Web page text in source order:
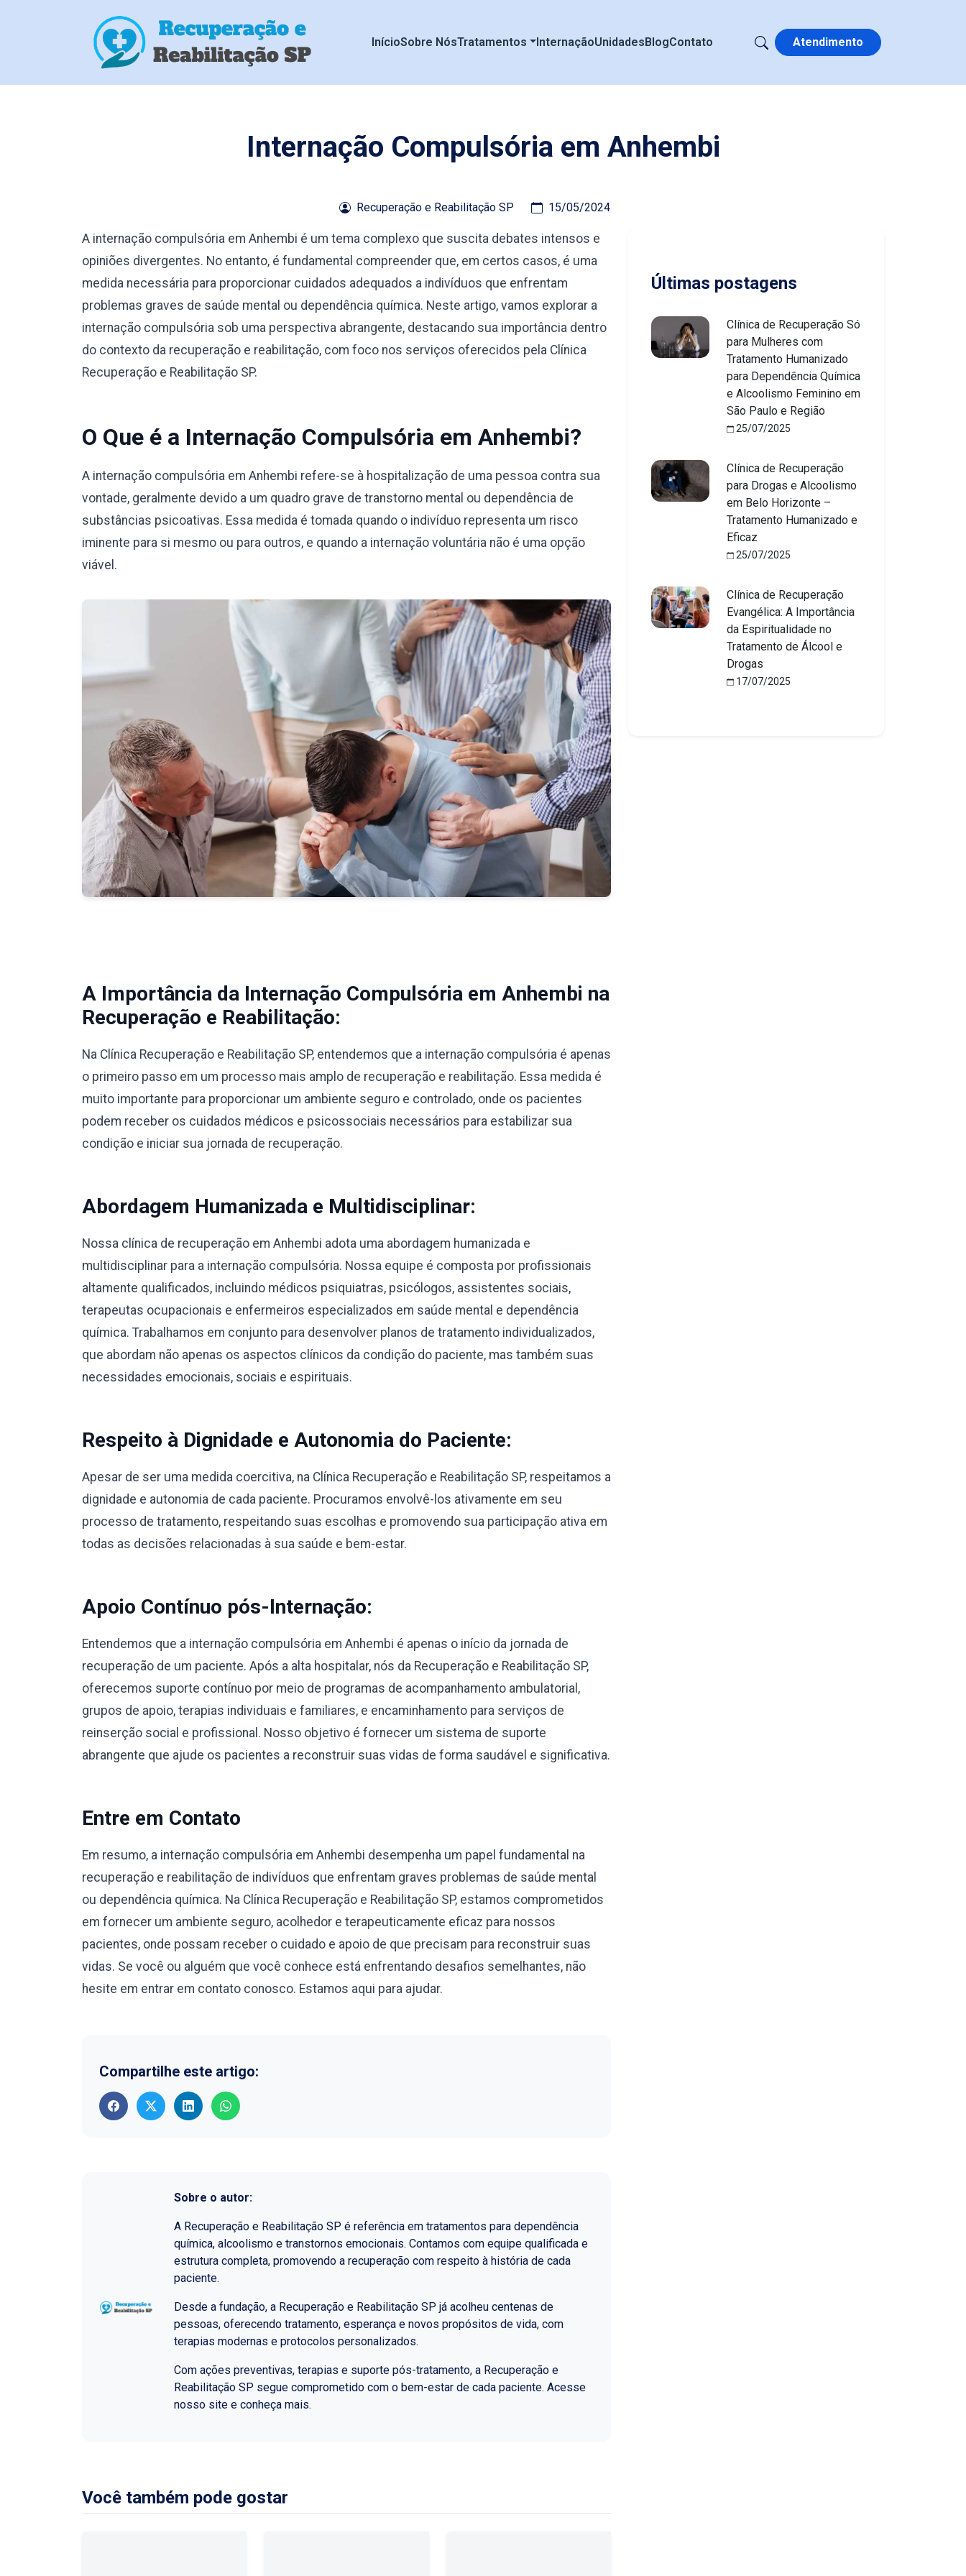
InícioSobre NósTratamentos InternaçãoUnidadesBlogContato Atendimento
Internação Compulsória em Anhembi
Recuperação e Reabilitação SP 15/05/2024
A internação compulsória em Anhembi é um tema complexo que suscita debates intensos e
opiniões divergentes. No entanto, é fundamental compreender que, em certos casos, é uma
medida necessária para proporcionar cuidados adequados a indivíduos que enfrentam
problemas graves de saúde mental ou dependência química. Neste artigo, vamos explorar a
internação compulsória sob uma perspectiva abrangente, destacando sua importância dentro
do contexto da recuperação e reabilitação, com foco nos serviços oferecidos pela Clínica
Recuperação e Reabilitação SP.
O Que é a Internação Compulsória em Anhembi?
A internação compulsória em Anhembi refere-se à hospitalização de uma pessoa contra sua
vontade, geralmente devido a um quadro grave de transtorno mental ou dependência de
substâncias psicoativas. Essa medida é tomada quando o indivíduo representa um risco
iminente para si mesmo ou para outros, e quando a internação voluntária não é uma opção
viável.
A Importância da Internação Compulsória em Anhembi na
Recuperação e Reabilitação:
Na Clínica Recuperação e Reabilitação SP, entendemos que a internação compulsória é apenas
o primeiro passo em um processo mais amplo de recuperação e reabilitação. Essa medida é
muito importante para proporcionar um ambiente seguro e controlado, onde os pacientes
podem receber os cuidados médicos e psicossociais necessários para estabilizar sua
condição e iniciar sua jornada de recuperação.
Abordagem Humanizada e Multidisciplinar:
Nossa clínica de recuperação em Anhembi adota uma abordagem humanizada e
multidisciplinar para a internação compulsória. Nossa equipe é composta por profissionais
altamente qualificados, incluindo médicos psiquiatras, psicólogos, assistentes sociais,
terapeutas ocupacionais e enfermeiros especializados em saúde mental e dependência
química. Trabalhamos em conjunto para desenvolver planos de tratamento individualizados,
que abordam não apenas os aspectos clínicos da condição do paciente, mas também suas
necessidades emocionais, sociais e espirituais.
Respeito à Dignidade e Autonomia do Paciente:
Apesar de ser uma medida coercitiva, na Clínica Recuperação e Reabilitação SP, respeitamos a
dignidade e autonomia de cada paciente. Procuramos envolvê-los ativamente em seu
processo de tratamento, respeitando suas escolhas e promovendo sua participação ativa em
todas as decisões relacionadas à sua saúde e bem-estar.
Apoio Contínuo pós-Internação:
Entendemos que a internação compulsória em Anhembi é apenas o início da jornada de
recuperação de um paciente. Após a alta hospitalar, nós da Recuperação e Reabilitação SP,
oferecemos suporte contínuo por meio de programas de acompanhamento ambulatorial,
grupos de apoio, terapias individuais e familiares, e encaminhamento para serviços de
reinserção social e profissional. Nosso objetivo é fornecer um sistema de suporte
abrangente que ajude os pacientes a reconstruir suas vidas de forma saudável e significativa.
Entre em Contato
Em resumo, a internação compulsória em Anhembi desempenha um papel fundamental na
recuperação e reabilitação de indivíduos que enfrentam graves problemas de saúde mental
ou dependência química. Na Clínica Recuperação e Reabilitação SP, estamos comprometidos
em fornecer um ambiente seguro, acolhedor e terapeuticamente eficaz para nossos
pacientes, onde possam receber o cuidado e apoio de que precisam para reconstruir suas
vidas. Se você ou alguém que você conhece está enfrentando desafios semelhantes, não
hesite em entrar em contato conosco. Estamos aqui para ajudar.
Compartilhe este artigo:
Sobre o autor:
A Recuperação e Reabilitação SP é referência em tratamentos para dependência
química, alcoolismo e transtornos emocionais. Contamos com equipe qualificada e
estrutura completa, promovendo a recuperação com respeito à história de cada
paciente.
Desde a fundação, a Recuperação e Reabilitação SP já acolheu centenas de
pessoas, oferecendo tratamento, esperança e novos propósitos de vida, com
terapias modernas e protocolos personalizados.
Com ações preventivas, terapias e suporte pós-tratamento, a Recuperação e
Reabilitação SP segue comprometido com o bem-estar de cada paciente. Acesse
nosso site e conheça mais.
Você também pode gostar
Últimas postagens
Clínica de Recuperação Só
para Mulheres com
Tratamento Humanizado
para Dependência Química
e Alcoolismo Feminino em
São Paulo e Região
25/07/2025
Clínica de Recuperação
para Drogas e Alcoolismo
em Belo Horizonte –
Tratamento Humanizado e
Eficaz
25/07/2025
Clínica de Recuperação
Evangélica: A Importância
da Espiritualidade no
Tratamento de Álcool e
Drogas
17/07/2025